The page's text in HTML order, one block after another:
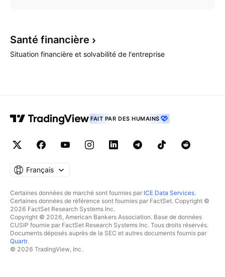
Santé financière
Situation financière et solvabilité de l'entreprise
FAIT PAR DES HUMAINS
Français
Certaines données de marché sont fournies par ICE Data Services.
Certaines données de référence sont fournies par FactSet. Copyright ©
2026 FactSet Research Systems Inc.
Copyright © 2026, American Bankers Association. Base de données
CUSIP fournie par FactSet Research Systems Inc. Tous droits réservés.
Documents déposés auprès de la SEC et autres documents fournis par
Quartr.
© 2026 TradingView, Inc.